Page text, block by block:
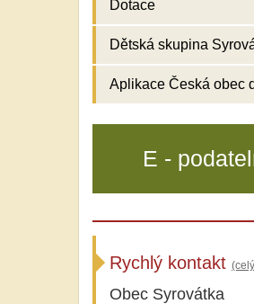
Dotace
Dětská skupina
Aplikace Česká obec
E -
Rychlý kontakt
Obec Syrovátka